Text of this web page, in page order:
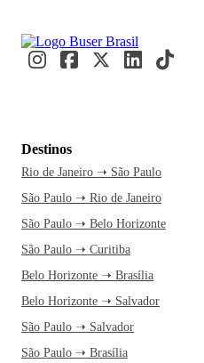
Destinos
Rio de Janeiro ➝ São Paulo
São Paulo ➝ Rio de Janeiro
São Paulo ➝ Belo Horizonte
São Paulo ➝ Curitiba
Belo Horizonte ➝ Brasília
Belo Horizonte ➝ Salvador
São Paulo ➝ Salvador
São Paulo ➝ Brasília